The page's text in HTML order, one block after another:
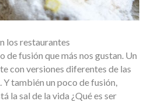
los restaurantes
de fusión que más nos gustan. Un
con versiones diferentes de las
también un poco de fusión,
la sal de la vida ¿Qué es ser